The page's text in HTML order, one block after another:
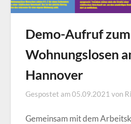
Demo-Aufruf
Wohnungslosen
Hannover
Gespostet am05.09.2021 von
Gemeinsam mit dem